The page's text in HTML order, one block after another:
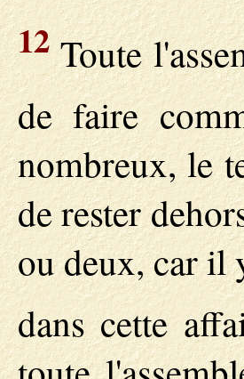
12Toute
de faire
nombreux, le
de rester
ou deux, car il
dans cette